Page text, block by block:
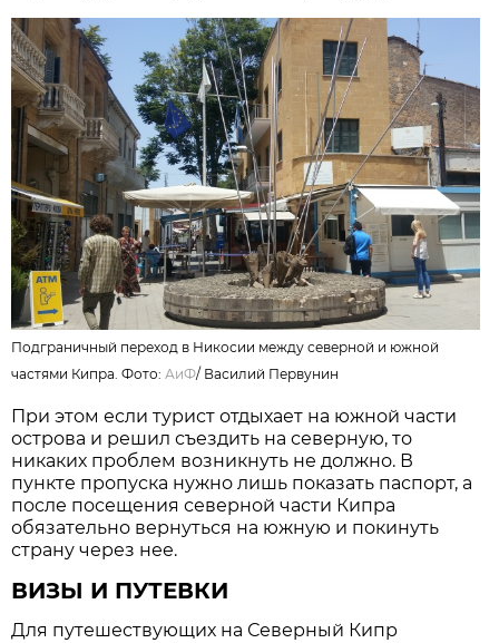
Подграничный переход в Никосии между северной и южной
частями Кипра. Фото: АиФ/ Василий Первунин
При этом если турист отдыхает на южной части
острова и решил съездить на северную, то
никаких проблем возникнуть не должно. В
пункте пропуска нужно лишь показать паспорт, а
после посещения северной части Кипра
обязательно вернуться на южную и покинуть
страну через нее.
ВИЗЫ И ПУТЕВКИ
Для путешествующих на Северный Кипр